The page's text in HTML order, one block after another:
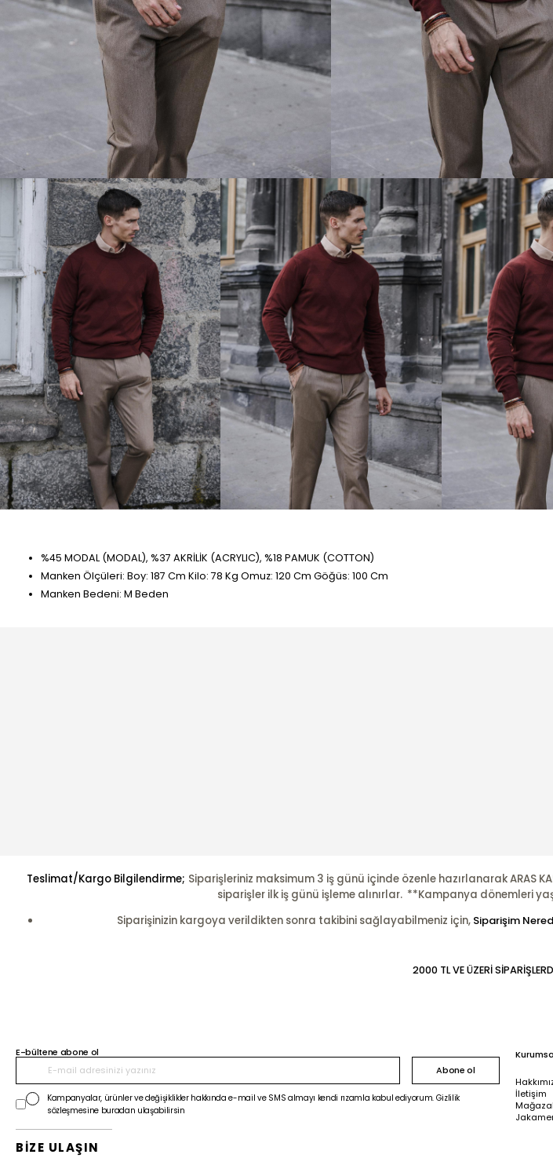
%45 MODAL (MODAL), %37 AKRİLİK (ACRYLIC), %18 PAMUK (COTTON)
Manken Ölçüleri: Boy: 187 Cm Kilo: 78 Kg Omuz: 120 Cm Göğüs: 100 Cm
Manken Bedeni: M Beden
Teslimat/Kargo Bilgilendirme; Siparişleriniz maksimum 3 iş günü içinde özenle hazırlanarak ARAS
siparişler ilk iş günü işleme alınırlar. **Kampanya dönemleri
Siparişinizin kargoya verildikten sonra takibini sağlayabilmeniz için, Siparişim
2000 TL VE ÜZERİ
E-bültene abone ol
Abone ol
Kampanyalar, ürünler ve değişiklikler hakkında e-mail ve SMS almayı kendi rızamla kabul ediyorum. Gizlilik
sözleşmesine buradan ulaşabilirsin
BİZE ULAŞIN
İletişim